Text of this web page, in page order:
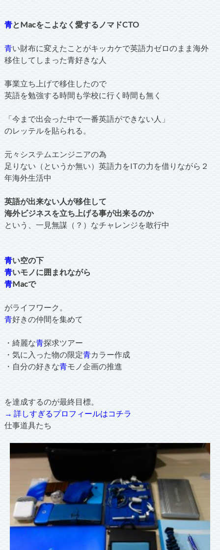
青とMacをこよなく愛するノマドCTO
青い財布に変えたことがキッカケで英語力ゼロのまま海外
移住してしまった青好きな人
事業立ち上げで移住したので
英語を勉強する時間も学校に行く時間も無く
「今まで出会った中で一番英語ができない人」
のレッテルを貼られる。
元々システムエンジニアの為
足りない（というか無い）英語力をITの力を借りながら２
年海外生活中
英語が出来ない人が移住して
海外ビジネスを立ち上げる事が出来るのか
という、一見無謀（？）なチャレンジを敢行中
青い空の下
青いモノに囲まれながら
青Macで
がライフワーク。
青好きの仲間を集めて
・綺麗な青探求ツアー
・気に入った物の限定青カラー作成
・自分の好きな青モノ企画の推進
を達成するのが最終目標。
→ 詳しすぎるプロフィールはコチラ
仕事道具たち